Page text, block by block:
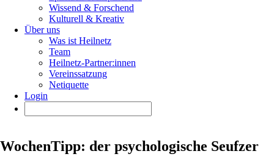
Wissend & Forschend
Kulturell & Kreativ
Über uns
Was ist Heilnetz
Team
Heilnetz-Partner:innen
Vereinssatzung
Netiquette
Login
WochenTipp: der psychologische Seufzer